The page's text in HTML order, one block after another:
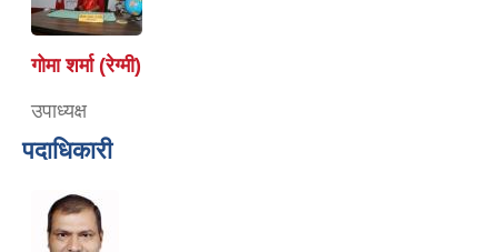
गोमा शर्मा (रेग्मी)
उपाध्यक्ष
पदाधिकारी